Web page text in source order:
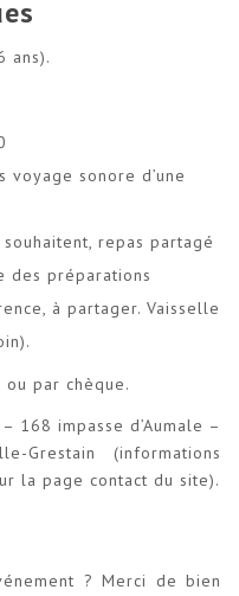
ans).
voyage sonore d’une
repas partagé
des préparations
à partager. Vaisselle
par chèque.
168 impasse d’Aumale –
Grestain (informations
la page contact du site).
? Merci de bien